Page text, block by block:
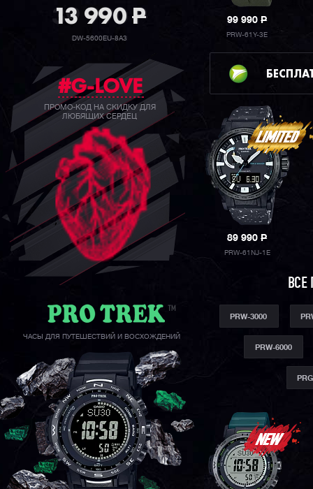
39 990P
GW-B5600BC-1B
#G-LOVE
ПРОМО-КОД НА СКИДКУ ДЛЯ
ЛЮБЯЩИХ СЕРДЕЦ
ЧАСЫ ДЛЯ ПУТЕШЕСТВИЙ И ВОСХОЖДЕНИЙ
99 990P
PRW-61Y-3E
89 990P
PRW-61NJ-1E
ВСЕ
PRW-3000
PRW-6000